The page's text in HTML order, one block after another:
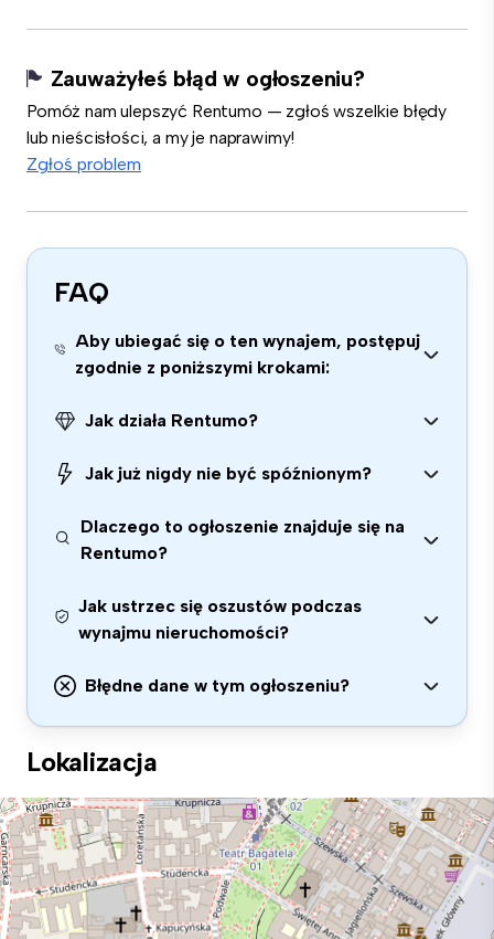
Zauważyłeś błąd w ogłoszeniu?
Pomóż nam ulepszyć Rentumo — zgłoś wszelkie błędy
lub nieścisłości, a my je naprawimy!
Zgłoś problem
FAQ
Aby ubiegać się o ten wynajem, postępuj
zgodnie z poniższymi krokami:
Jak działa Rentumo?
Jak już nigdy nie być spóźnionym?
Dlaczego to ogłoszenie znajduje się na
Rentumo?
Jak ustrzec się oszustów podczas
wynajmu nieruchomości?
Błędne dane w tym ogłoszeniu?
Lokalizacja